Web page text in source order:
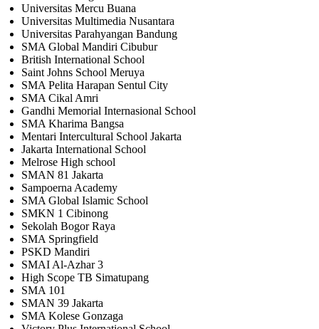
Universitas Mercu Buana
Universitas Multimedia Nusantara
Universitas Parahyangan Bandung
SMA Global Mandiri Cibubur
British International School
Saint Johns School Meruya
SMA Pelita Harapan Sentul City
SMA Cikal Amri
Gandhi Memorial Internasional School
SMA Kharima Bangsa
Mentari Intercultural School Jakarta
Jakarta International School
Melrose High school
SMAN 81 Jakarta
Sampoerna Academy
SMA Global Islamic School
SMKN 1 Cibinong
Sekolah Bogor Raya
SMA Springfield
PSKD Mandiri
SMAI Al-Azhar 3
High Scope TB Simatupang
SMA 101
SMAN 39 Jakarta
SMA Kolese Gonzaga